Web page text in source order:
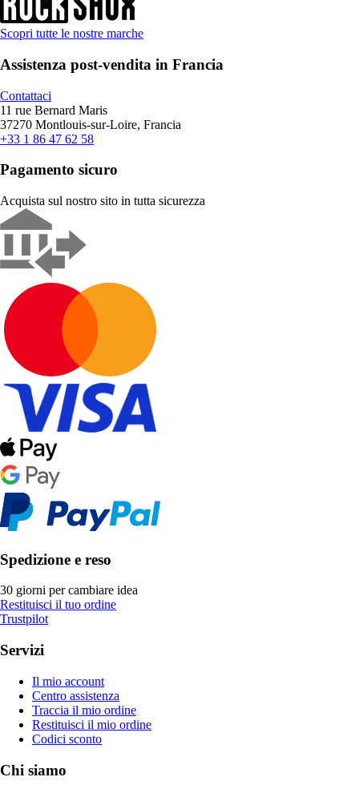
Scopri tutte le nostre marche
Assistenza post-vendita in Francia
Contattaci
11 rue Bernard Maris
37270 Montlouis-sur-Loire, Francia
+33 1 86 47 62 58
Pagamento sicuro
Acquista sul nostro sito in tutta sicurezza
Spedizione e reso
30 giorni per cambiare idea
Restituisci il tuo ordine
Trustpilot
Servizi
Il mio account
Centro assistenza
Traccia il mio ordine
Restituisci il mio ordine
Codici sconto
Chi siamo